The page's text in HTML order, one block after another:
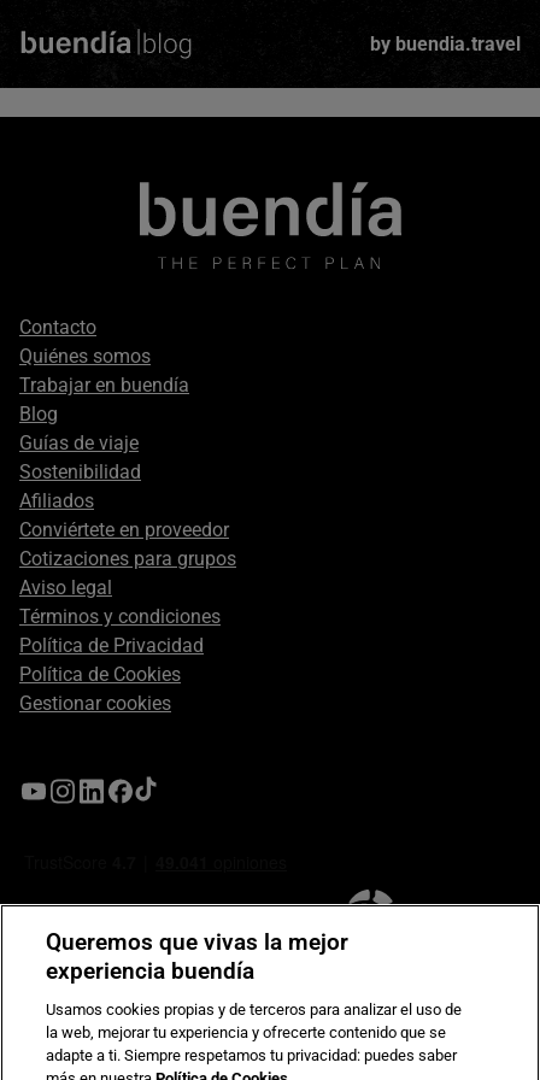
by buendia.travel
Footer
secondary
Contacto
Quiénes somos
Trabajar en buendía
Blog
Guías de viaje
Sostenibilidad
Afiliados
Conviértete en proveedor
Cotizaciones para grupos
Aviso legal
Términos y condiciones
Política de Privacidad
Política de Cookies
Gestionar cookies
Compromiso de seguridad en pagos electrónicos
Queremos que vivas la mejor
experiencia buendía
Usamos cookies propias y de terceros para analizar el uso de
la web, mejorar tu experiencia y ofrecerte contenido que se
adapte a ti. Siempre respetamos tu privacidad: puedes saber